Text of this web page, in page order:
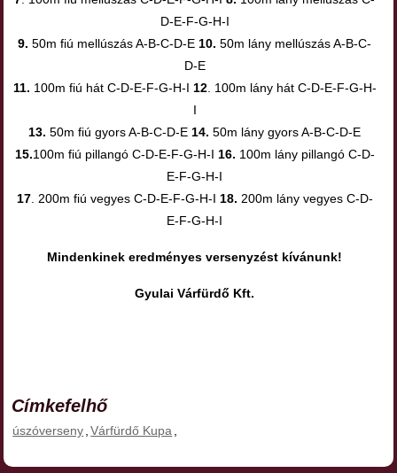
D-E-F-G-H-I
9. 50m fiú mellúszás A-B-C-D-E 10. 50m lány mellúszás A-B-C-
D-E
11. 100m fiú hát C-D-E-F-G-H-I 12. 100m lány hát C-D-E-F-G-H-
I
13. 50m fiú gyors A-B-C-D-E 14. 50m lány gyors A-B-C-D-E
15.100m fiú pillangó C-D-E-F-G-H-I 16. 100m lány pillangó C-D-
E-F-G-H-I
17. 200m fiú vegyes C-D-E-F-G-H-I 18. 200m lány vegyes C-D-
E-F-G-H-I
Mindenkinek eredményes versenyzést kívánunk!
Gyulai Várfürdő Kft.
Címkefelhő
úszóverseny Várfürdő Kupa